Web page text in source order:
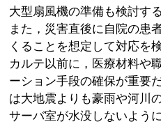
大型扇風機の準備も検討す
また，災害直後に自院の患
くることを想定して対応を
カルテ以前に，医療材料や
ーション手段の確保が重要
は大地震よりも豪雨や河川
サーバ室が水没しないよう